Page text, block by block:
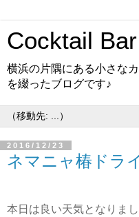
Cocktail
横浜の片隅にある小さな
を綴ったブログです♪
2016/12/23
ネマニャ椿ドラ
本日は良い天気となりま